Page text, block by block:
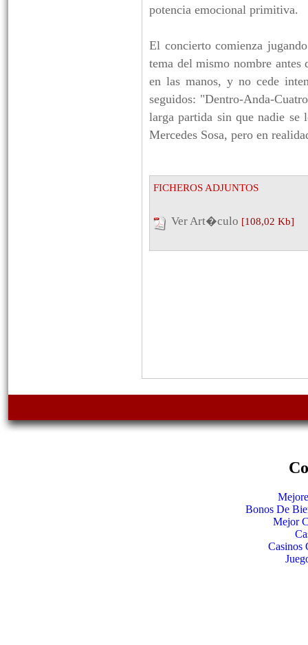
potencia emocional primitiva.
El concierto comienza
tema del mismo nombre
en las manos, y no cede
seguidos: "Dentro-Anda-
larga partida sin que nadie se
Mercedes Sosa, pero en
FICHEROS ADJUNTOS
Ver Art�culo [108,02 Kb]
Bonos De
Mejor
Casinos